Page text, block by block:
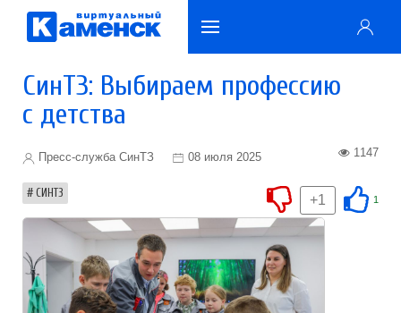
СинТЗ: Выбираем профессию
с детства
Пресс-служба СинТЗ 08 июля 2025 1147
СИНТЗ 1
+1